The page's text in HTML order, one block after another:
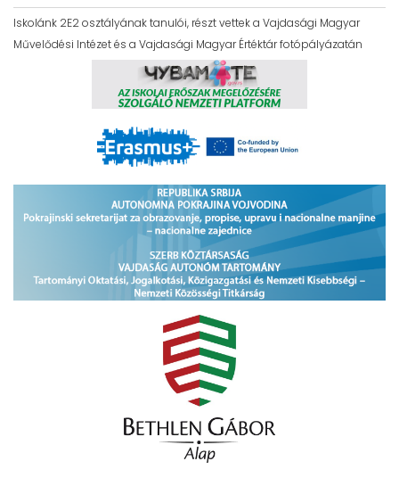
Iskolánk 2E2 osztályának tanulói, részt vettek a Vajdasági Magyar
Művelődési Intézet és a Vajdasági Magyar Értéktár fotópályázatán